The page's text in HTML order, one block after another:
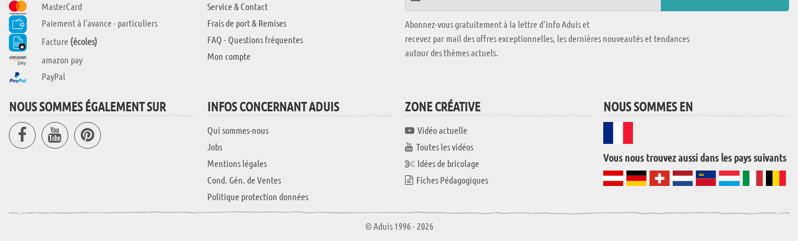
MasterCard
Paiement à l'avance - particuliers
Facture (écoles)
amazon pay
PayPal
Service & Contact
Frais de port & Remises
FAQ - Questions fréquentes
Mon compte
Abonnez-vous gratuitement à la lettre d'info Aduis et
recevez par mail des offres exceptionnelles, les dernières nouveautés et tendances
autour des thèmes actuels.
NOUS SOMMES ÉGALEMENT SUR INFOS CONCERNANT ADUIS
Qui sommes-nous
Jobs
Mentions légales
Cond. Gén. de Ventes
Politique protection données
ZONE CRÉATIVE
Vidéo actuelle
Toutes les vidéos
Idées de bricolage
Fiches Pédagogiques
NOUS SOMMES EN
Vous nous trouvez aussi dans les pays suivants
© Aduis 1996 - 2026